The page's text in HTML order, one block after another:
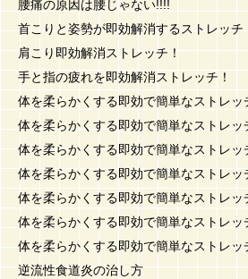
腰痛の原因は腰じゃない!!!!
首こりと姿勢が即効解消するストレッチ
肩こり即効解消ストレッチ！
手と指の疲れを即効解消ストレッチ！
体を柔らかくする即効で簡単なストレ
体を柔らかくする即効で簡単なストレ
体を柔らかくする即効で簡単なストレ
体を柔らかくする即効で簡単なストレ
体を柔らかくする即効で簡単なストレ
体を柔らかくする即効で簡単なストレ
体を柔らかくする即効で簡単なストレッ
逆流性食道炎の治し方